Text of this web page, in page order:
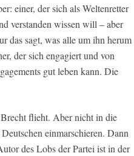
einer, der sich als Weltenretter
verstanden wissen will – aber
das sagt, was alle um ihn herum
der sich engagiert und von
gut leben kann. Die
flieht. Aber nicht in die
einmarschieren. Dann
des Lobs der Partei ist in der